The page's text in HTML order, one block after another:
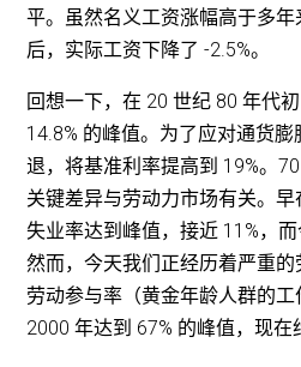
平。虽然名义工资涨幅高于多
后，实际工资下降了 -2.5%。
回想一下，在 20 世纪 80 年代
14.8% 的峰值。为了应对通货
退，将基准利率提高到 19%。
关键差异与劳动力市场有关。早
失业率达到峰值，接近 11%，而
然而，今天我们正经历着严重
劳动参与率（黄金年龄人群的
2000 年达到 67% 的峰值，现在